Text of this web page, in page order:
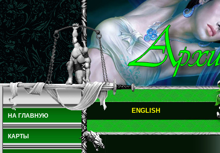
НА ГЛАВНУЮ
КАРТЫ
ENGLISH